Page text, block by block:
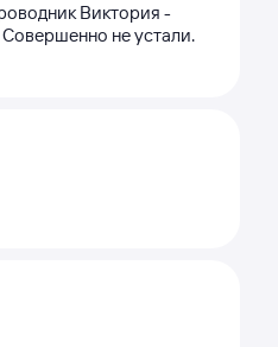
Виктория -
не устали.